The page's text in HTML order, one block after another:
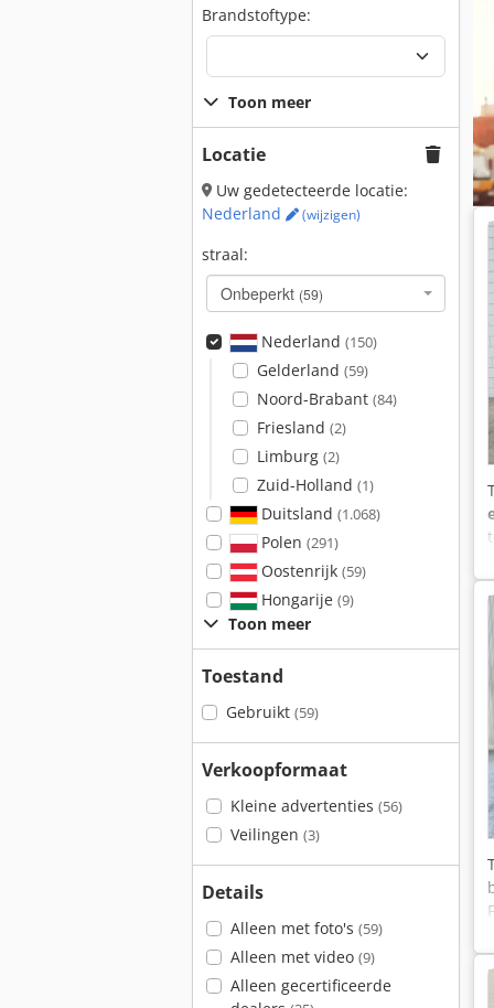
Brandstoftype:
Toon meer
Locatie
Uw gedetecteerde locatie:
Nederland
(wijzigen)
straal:
Onbeperkt (59)
Nederland (150)
Gelderland (59)
Noord-Brabant (84)
Friesland (2)
Limburg (2)
Zuid-Holland (1)
Duitsland (1.068)
Polen (291)
Oostenrijk (59)
Hongarije (9)
Toon meer
Toestand
Gebruikt (59)
Verkoopformaat
Kleine advertenties (56)
Veilingen (3)
Details
Alleen met foto's (59)
Alleen met video (9)
Alleen gecertificeerde